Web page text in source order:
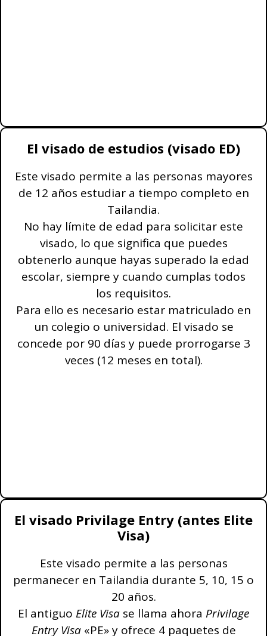
El visado de estudios (visado ED)
Este visado permite a las personas mayores
de 12 años estudiar a tiempo completo en
Tailandia.
No hay límite de edad para solicitar este
visado, lo que significa que puedes
obtenerlo aunque hayas superado la edad
escolar, siempre y cuando cumplas todos
los requisitos.
Para ello es necesario estar matriculado en
un colegio o universidad. El visado se
concede por 90 días y puede prorrogarse 3
veces (12 meses en total).
El visado Privilage Entry (antes Elite
Visa)
Este visado permite a las personas
permanecer en Tailandia durante 5, 10, 15 o
20 años.
El antiguo Elite Visa se llama ahora Privilage
Entry Visa«PE» y ofrece 4 paquetes de